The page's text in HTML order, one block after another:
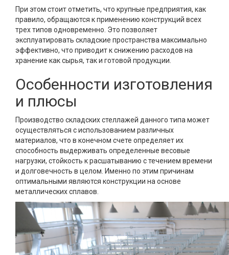
При этом стоит отметить, что крупные предприятия, как
правило, обращаются к применению конструкций всех
трех типов одновременно. Это позволяет
эксплуатировать складские пространства максимально
эффективно, что приводит к снижению расходов на
хранение как сырья, так и готовой продукции.
Особенности изготовления
и плюсы
Производство складских стеллажей данного типа может
осуществляться с использованием различных
материалов, что в конечном счете определяет их
способность выдерживать определенные весовые
нагрузки, стойкость к расшатыванию с течением времени
и долговечность в целом. Именно по этим причинам
оптимальными являются конструкции на основе
металлических сплавов.